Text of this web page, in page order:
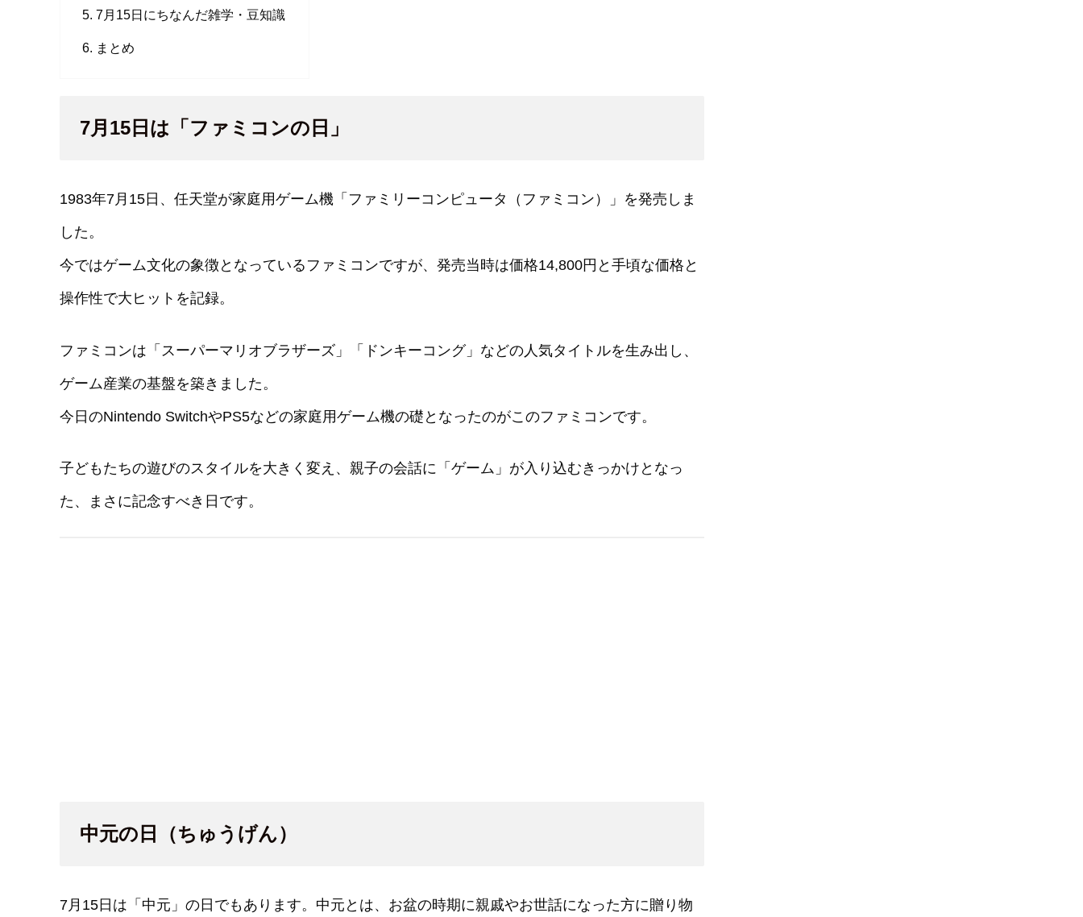
7月15日にちなんだ雑学・豆知識
まとめ
7月15日は「ファミコンの日」
1983年7月15日、任天堂が家庭用ゲーム機「ファミリーコンピュータ（ファミコン）」を発売しま
した。
今ではゲーム文化の象徴となっているファミコンですが、発売当時は価格14,800円と手頃な価格と
操作性で大ヒットを記録。
ファミコンは「スーパーマリオブラザーズ」「ドンキーコング」などの人気タイトルを生み出し、
ゲーム産業の基盤を築きました。
今日のNintendo SwitchやPS5などの家庭用ゲーム機の礎となったのがこのファミコンです。
子どもたちの遊びのスタイルを大きく変え、親子の会話に「ゲーム」が入り込むきっかけとなっ
た、まさに記念すべき日です。
中元の日（ちゅうげん）
7月15日は「中元」の日でもあります。中元とは、お盆の時期に親戚やお世話になった方に贈り物